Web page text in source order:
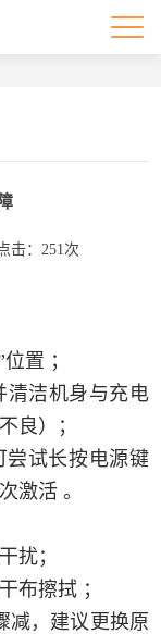
击：251次
置 ；
清洁机身与充电
良）；
尝试长按电源键
激活 。
扰；
布擦拭 ；
减，建议更换原